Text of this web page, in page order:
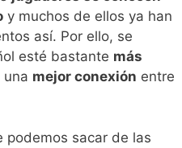
y muchos de ellos ya han
así. Por ello, se
esté bastante más
una mejor conexión entre
podemos sacar de las